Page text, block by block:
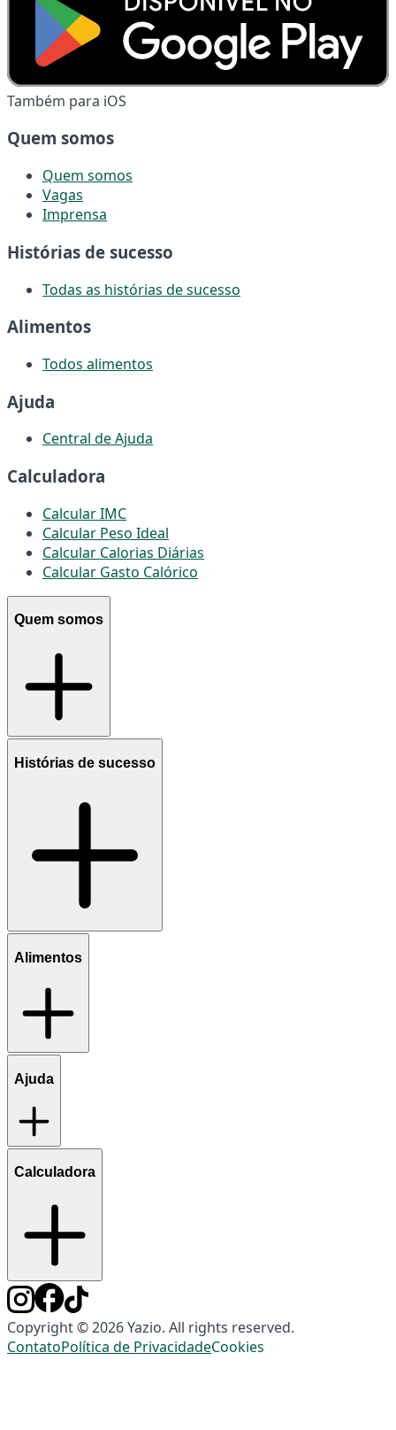
Também para iOS
Quem somos
Quem somos
Vagas
Imprensa
Histórias de sucesso
Todas as histórias de sucesso
Alimentos
Todos alimentos
Ajuda
Central de Ajuda
Calculadora
Calcular IMC
Calcular Peso Ideal
Calcular Calorias Diárias
Calcular Gasto Calórico
Quem somos
Histórias de sucesso
Alimentos
Ajuda
Calculadora
Copyright © 2026 Yazio. All rights reserved.
ContatoPolítica de PrivacidadeCookies